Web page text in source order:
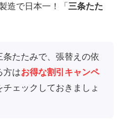
造で日本一！「三条たた
条たたみで、張替えの依
方はお得な割引キャンペ
チェックしておきましょ